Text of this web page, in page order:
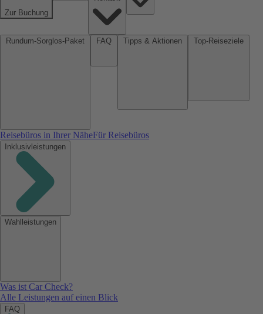
Zur Buchung
Reisebüros in Ihrer NäheFür Reisebüros
Inklusivleistungen
Wahlleistungen
Was ist Car Check?
Alle Leistungen auf einen Blick
FAQ